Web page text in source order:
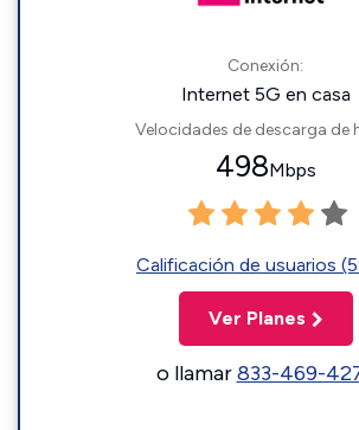
Conexión:
Internet 5G en casa
Velocidades de descarga de
498Mbps
Calificación de usuarios
Ver Planes
o llamar833-469-